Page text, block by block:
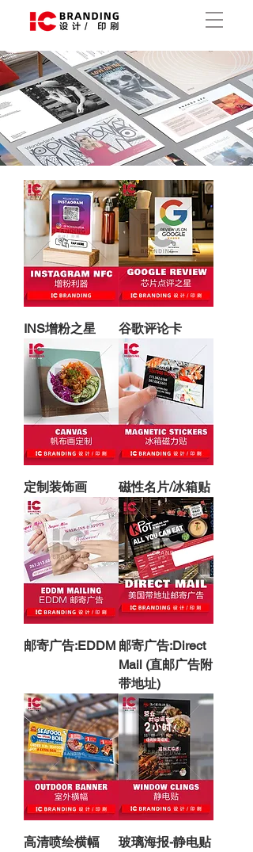
INS增粉之星 谷歌评论卡
定制装饰画 磁性名片/冰箱贴
邮寄广告:EDDM 邮寄广告:Direct
Mail (直邮广告附
带地址)
高清喷绘横幅
玻璃海报-静电贴